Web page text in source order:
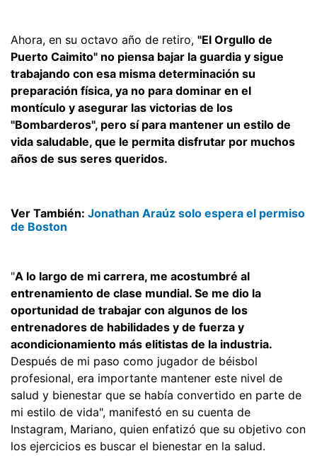
Ahora, en su octavo año de retiro, "El Orgullo de
Puerto Caimito" no piensa bajar la guardia y sigue
trabajando con esa misma determinación su
preparación física, ya no para dominar en el
montículo y asegurar las victorias de los
"Bombarderos", pero sí para mantener un estilo de
vida saludable, que le permita disfrutar por muchos
años de sus seres queridos.
Ver También: Jonathan Araúz solo espera el permiso
de Boston
"A lo largo de mi carrera, me acostumbré al
entrenamiento de clase mundial. Se me dio la
oportunidad de trabajar con algunos de los
entrenadores de habilidades y de fuerza y
acondicionamiento más elitistas de la industria.
Después de mi paso como jugador de béisbol
profesional, era importante mantener este nivel de
salud y bienestar que se había convertido en parte de
mi estilo de vida", manifestó en su cuenta de
Instagram, Mariano, quien enfatizó que su objetivo con
los ejercicios es buscar el bienestar en la salud.